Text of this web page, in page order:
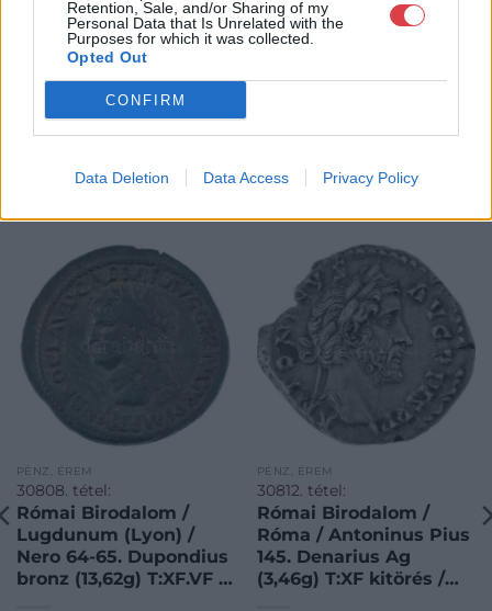
Retention, Sale, and/or Sharing of my
Personal Data that Is Unrelated with the
Purposes for which it was collected.
Opted Out
CONFIRM
Data Deletion Data Access Privacy Policy
GALÉRIA TOVÁBBI MŰTÁRGYAI
PÉNZ, ÉREM
30808. tétel:
Római Birodalom /
Lugdunum (Lyon) /
Nero 64-65. Dupondius
bronz (13,62g) T:XF.VF /
PÉNZ, ÉREM
30812. tétel:
Római Birodalom /
Róma / Antoninus Pius
145. Denarius Ag
(3,46g) T:XF kitörés /